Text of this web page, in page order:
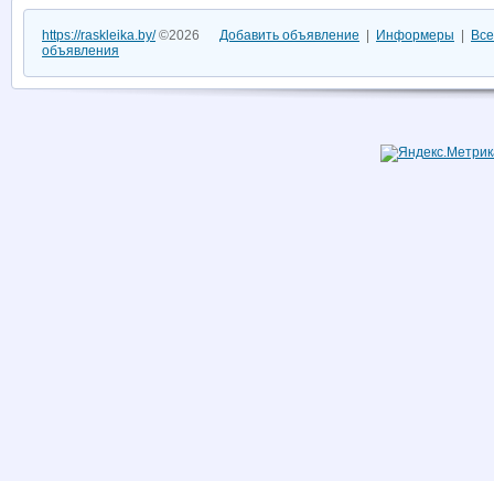
https://raskleika.by/©2026 Добавить объявление Информеры
объявления